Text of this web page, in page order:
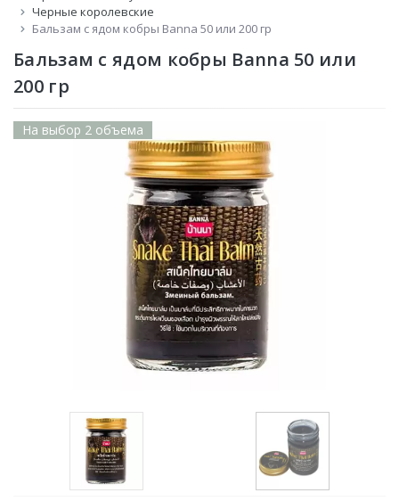
Черные королевские
Бальзам с ядом кобры Banna 50 или 200 гр
Бальзам с ядом кобры Banna 50 или
200 гр
На выбор 2 объема